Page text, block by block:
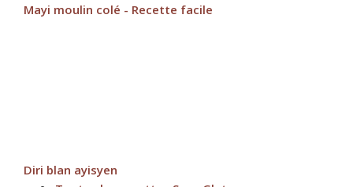
Mayi moulin colé - Recette facile
Diri blan ayisyen